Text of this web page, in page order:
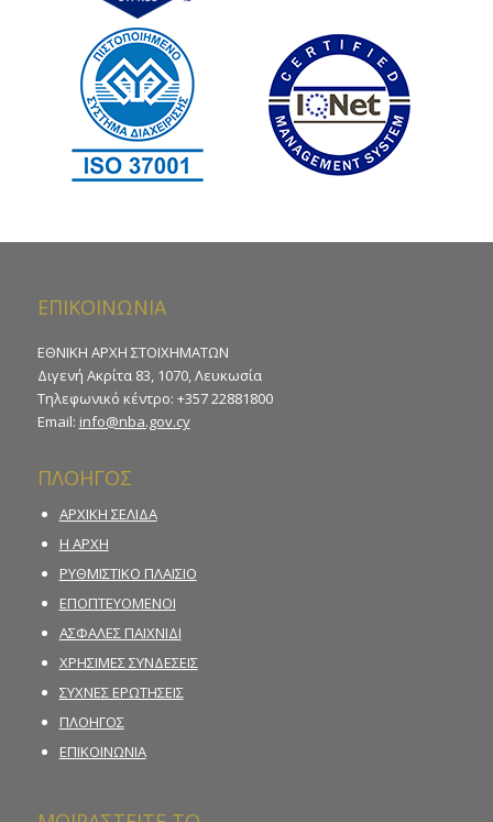
ΕΠΙΚΟΙΝΩΝΙΑ
ΕΘΝΙΚΗ ΑΡΧΗ ΣΤΟΙΧΗΜΑΤΩΝ
Διγενή Ακρίτα 83, 1070, Λευκωσία
Τηλεφωνικό κέντρο: +357 22881800
Email: info@nba.gov.cy
ΠΛΟΗΓΟΣ
ΑΡΧΙΚΗ ΣΕΛΙΔΑ
Η ΑΡΧΗ
ΡΥΘΜΙΣΤΙΚΟ ΠΛΑΙΣΙΟ
ΕΠΟΠΤΕΥΟΜΕΝΟΙ
ΑΣΦΑΛΕΣ ΠΑΙΧΝΙΔΙ
ΧΡΗΣΙΜΕΣ ΣΥΝΔΕΣΕΙΣ
ΣΥΧΝΕΣ ΕΡΩΤΗΣΕΙΣ
ΠΛΟΗΓΟΣ
ΕΠΙΚΟΙΝΩΝΙΑ